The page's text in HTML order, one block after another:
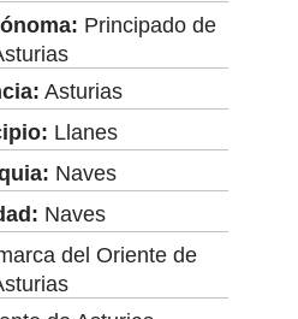
Principado de
Asturias
Llanes
Naves
Naves
del Oriente de